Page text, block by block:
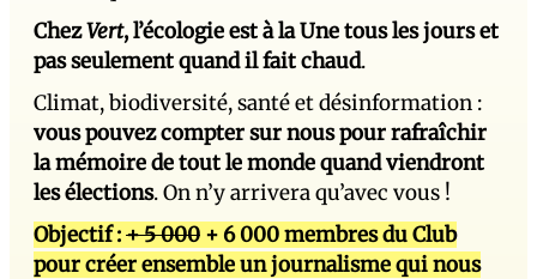
ChezVert, l’écologie est à la Une tous les jours et
pas seulement quand il fait chaud.
Climat, biodiversité, santé et désinformation :
vous pouvez compter sur nous pour rafraîchir
la mémoire de tout le monde quand viendront
les élections. On n’y arrivera qu’avec vous !
Objectif :+ 5 000 + 6 000 membres du Club
pour créer ensemble un journalisme qui nous